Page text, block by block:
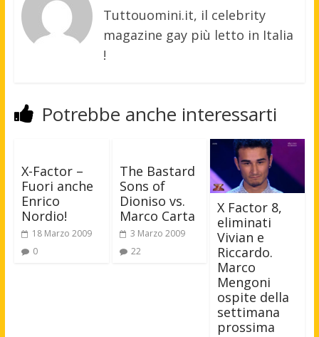
Tuttouomini.it, il celebrity
magazine gay più letto in Italia
!
Potrebbe anche interessarti
X-Factor –
Fuori anche
Enrico
Nordio!
18 Marzo 2009
0
The Bastard
Sons of
Dioniso vs.
Marco Carta
3 Marzo 2009
22
X Factor 8,
eliminati
Vivian e
Riccardo.
Marco
Mengoni
ospite della
settimana
prossima